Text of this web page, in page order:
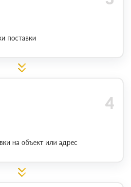
поставки
на объект или адрес